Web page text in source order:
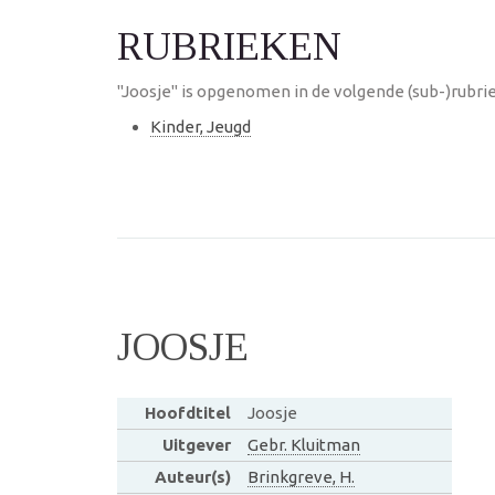
RUBRIEKEN
"Joosje" is opgenomen in de volgende (sub-
Kinder, Jeugd
JOOSJE
Hoofdtitel
Joosje
Uitgever
Gebr. Kluitman
Auteur(s)
Brinkgreve, H.